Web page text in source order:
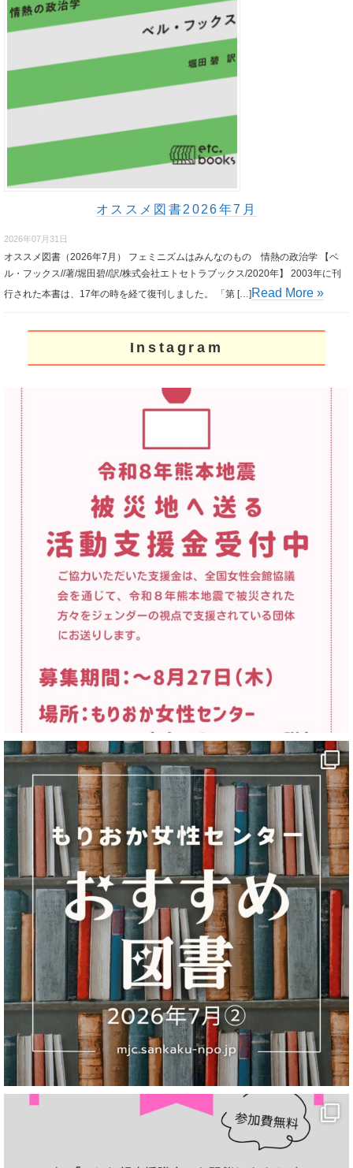
オススメ図書2026年7月
2026年07月31日
オススメ図書（2026年7月） フェミニズムはみんなのもの 情熱の政治学 【ベ
ル・フックス//著/堀田碧//訳/株式会社エトセトラブックス/2020年】 2003年に刊
行された本書は、17年の時を経て復刊しました。 「第 […]Read More »
Instagram